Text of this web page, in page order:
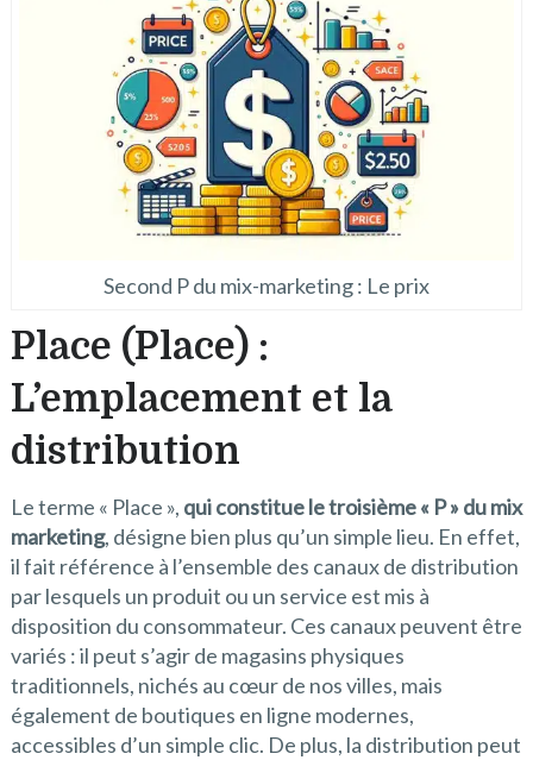
Second P du mix-marketing : Le prix
Place (Place) :
L’emplacement et la
distribution
Le terme « Place », qui constitue le troisième « P » du mix
marketing, désigne bien plus qu’un simple lieu. En effet,
il fait référence à l’ensemble des canaux de distribution
par lesquels un produit ou un service est mis à
disposition du consommateur. Ces canaux peuvent être
variés : il peut s’agir de magasins physiques
traditionnels, nichés au cœur de nos villes, mais
également de boutiques en ligne modernes,
accessibles d’un simple clic. De plus, la distribution peut